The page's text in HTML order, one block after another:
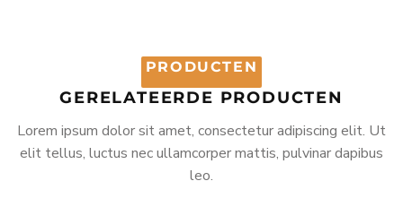
PRODUCTEN
GERELATEERDE PRODUCTEN
Lorem ipsum dolor sit amet, consectetur adipiscing elit. Ut
elit tellus, luctus nec ullamcorper mattis, pulvinar dapibus
leo.